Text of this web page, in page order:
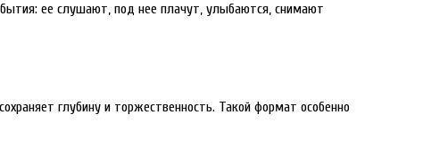
ее слушают, под нее плачут, улыбаются, снимают
глубину и торжественность. Такой формат особенно